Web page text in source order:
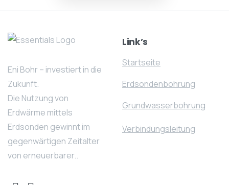
Eni Bohr – investiert in die
Zukunft.
Die Nutzung von
Erdwärme mittels
Erdsonden gewinnt im
gegenwärtigen Zeitalter
von erneuerbarer..
Link’s
Startseite
Erdsondenbohrung
Grundwasserbohrung
Verbindungsleitung